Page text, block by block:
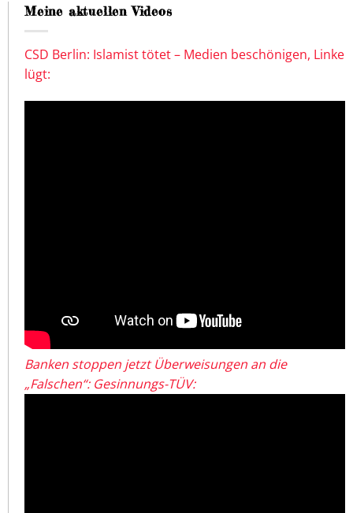
Meine aktuellen Videos
CSD Berlin: Islamist tötet – Medien beschönigen, Linke
lügt:
Banken stoppen jetzt Überweisungen an die
„Falschen“: Gesinnungs-TÜV: